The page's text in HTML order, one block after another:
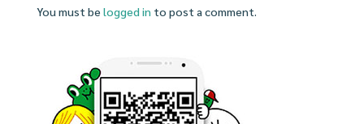
You must be logged in to post a comment.